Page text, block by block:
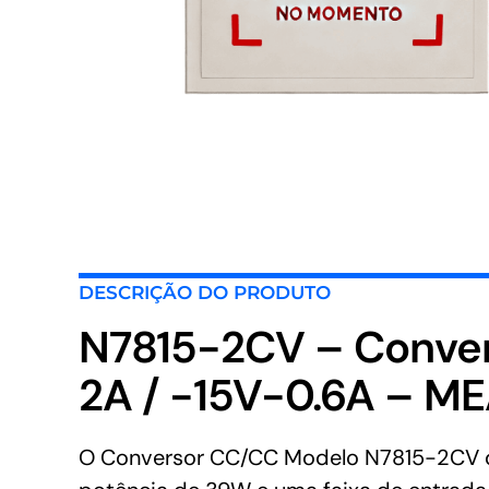
DESCRIÇÃO DO PRODUTO
N7815-2CV –
2A / -15V-0.6A –
O Conversor CC/CC Modelo N7815-